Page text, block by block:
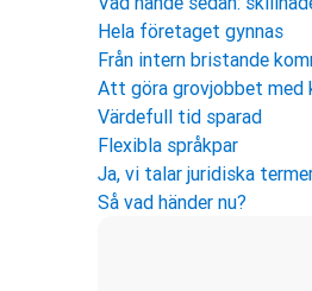
Hela företaget gynnas
Att göra grovjobbet med
Värdefull tid sparad
Flexibla språkpar
Ja, vi talar juridiska
Så vad händer nu?